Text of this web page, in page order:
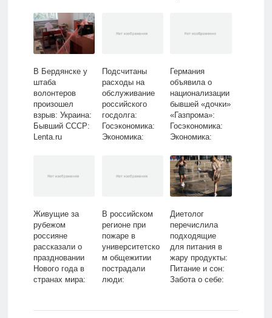
В Бердянске у
штаба
волонтеров
произошел
взрыв: Украина:
Бывший СССР:
Lenta.ru
Подсчитаны
расходы на
обслуживание
российского
госдолга:
Госэкономика:
Экономика:
Германия
объявила о
национализации
бывшей «дочки»
«Газпрома»:
Госэкономика:
Экономика:
Живущие за
рубежом
россияне
рассказали о
праздновании
Нового года в
странах мира:
Lenta.ru
В российском
регионе при
пожаре в
университетско
м общежитии
пострадали
люди:
Диетолог
перечислила
подходящие
для питания в
жару продукты:
Питание и сон:
Забота о себе: